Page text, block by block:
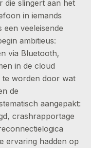
die slingert aan het
in iemands
veeleisende
ambitieus:
via Bluetooth,
in de cloud
worden door wat
de
aangepakt:
crashrapportage
ervaring hadden op